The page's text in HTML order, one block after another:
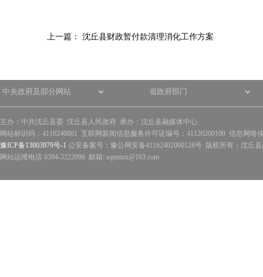
上一篇： 沈丘县财政暂付款清理消化工作方案
主办：中共沈丘县委 沈丘县人民政府 承办：沈丘县融媒体中心
网站标识码：4116240001 互联网新闻信息服务许可证编号：41120200100 信息网络
豫ICP备13003979号-1 公安备案号：豫公网安备41162402000128号 版权所有：沈丘
网站运维电话 0394-5222096 邮箱: sqrmtzx@163.com